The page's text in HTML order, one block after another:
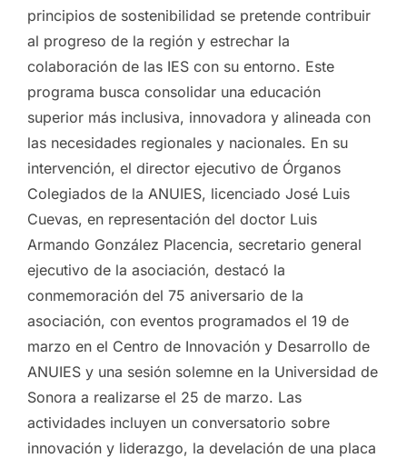
principios de sostenibilidad se pretende contribuir
al progreso de la región y estrechar la
colaboración de las IES con su entorno. Este
programa busca consolidar una educación
superior más inclusiva, innovadora y alineada con
las necesidades regionales y nacionales. En su
intervención, el director ejecutivo de Órganos
Colegiados de la ANUIES, licenciado José Luis
Cuevas, en representación del doctor Luis
Armando González Placencia, secretario general
ejecutivo de la asociación, destacó la
conmemoración del 75 aniversario de la
asociación, con eventos programados el 19 de
marzo en el Centro de Innovación y Desarrollo de
ANUIES y una sesión solemne en la Universidad de
Sonora a realizarse el 25 de marzo. Las
actividades incluyen un conversatorio sobre
innovación y liderazgo, la develación de una placa